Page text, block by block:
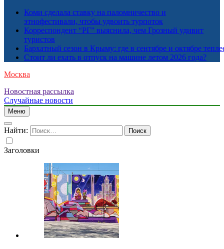
Коми сделала ставку на паломничество и
этнофестивали, чтобы удвоить турпоток
Корреспондент “РГ” выяснила, чем Грозный удивит
туристов
Бархатный сезон в Крыму: где в сентябре и октябре
Стоит ли ехать в отпуск на машине летом 2026 года?
Москва
Новостная рассылка
Случайные новости
Меню
Найти:
Заголовки